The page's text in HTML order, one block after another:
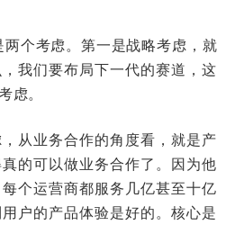
个考虑。第一是战略考虑，就
我们要布局下一代的赛道，这
虑。
从业务合作的角度看，就是产
的可以做业务合作了。因为他
个运营商都服务几亿甚至十亿
户的产品体验是好的。核心是